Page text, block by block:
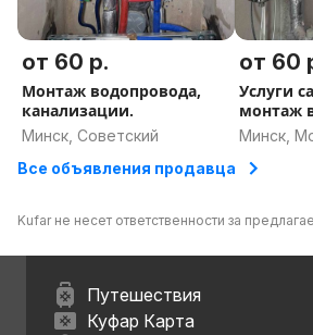
от 60 р.
Монтаж водопровода,
канализации.
Минск, Советский
от 60
Услуги
монтаж
Минск,
Все объявления продавца
Kufar не несет ответственности за
Путешествия
Куфар Карта